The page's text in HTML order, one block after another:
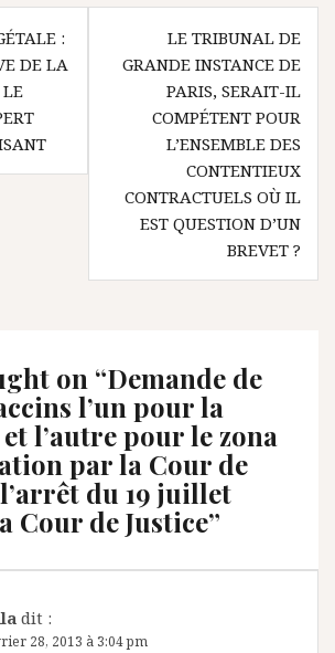
:
DE LA
LE
LE TRIBUNAL DE
GRANDE INSTANCE DE
PARIS, SERAIT-IL
COMPÉTENT POUR
L’ENSEMBLE DES
CONTENTIEUX
CONTRACTUELS OÙ IL
EST QUESTION D’UN
BREVET ?
on “Demande de
l’un pour la
l’autre pour le zona
par la Cour de
du 19 juillet
Cour de Justice”
dit :
28, 2013 à 3:04 pm